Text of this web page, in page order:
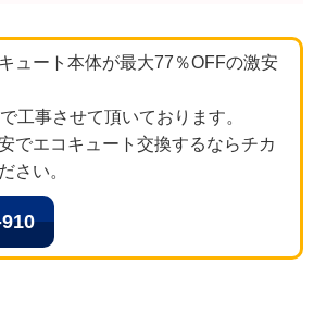
ュート本体が最大77％OFFの激安
工事させて頂いております。
でエコキュート交換するならチカ
さい。